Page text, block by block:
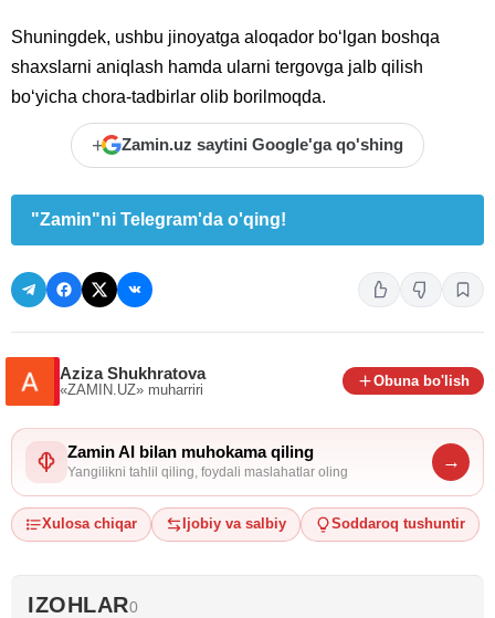
Shuningdek, ushbu jinoyatga aloqador bo‘lgan boshqa
shaxslarni aniqlash hamda ularni tergovga jalb qilish
bo‘yicha chora-tadbirlar olib borilmoqda.
+ Zamin.uz saytini Google'ga qo'shing
"Zamin"ni Telegram'da o'qing!
Aziza Shukhratova
«ZAMIN.UZ» muharriri
Obuna bo'lish
Zamin AI bilan muhokama qiling
Yangilikni tahlil qiling, foydali maslahatlar oling
→
Xulosa chiqar Ijobiy va salbiy Soddaroq tushuntir
IZOHLAR0